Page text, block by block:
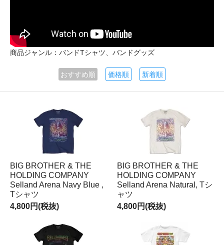
商品ジャンル：バンドTシャツ、バンドグッズ
おすすめ順 価格順 新着順
BIG BROTHER & THE
HOLDING COMPANY
Selland Arena Navy Blue ,
Tシャツ
4,800円(税抜)
BIG BROTHER & THE
HOLDING COMPANY
Selland Arena Natural, Tシ
ャツ
4,800円(税抜)